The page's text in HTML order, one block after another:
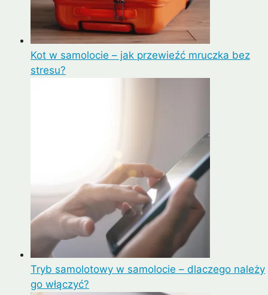
Kot w samolocie – jak przewieźć mruczka bez
stresu?
Tryb samolotowy w samolocie – dlaczego należy
go włączyć?